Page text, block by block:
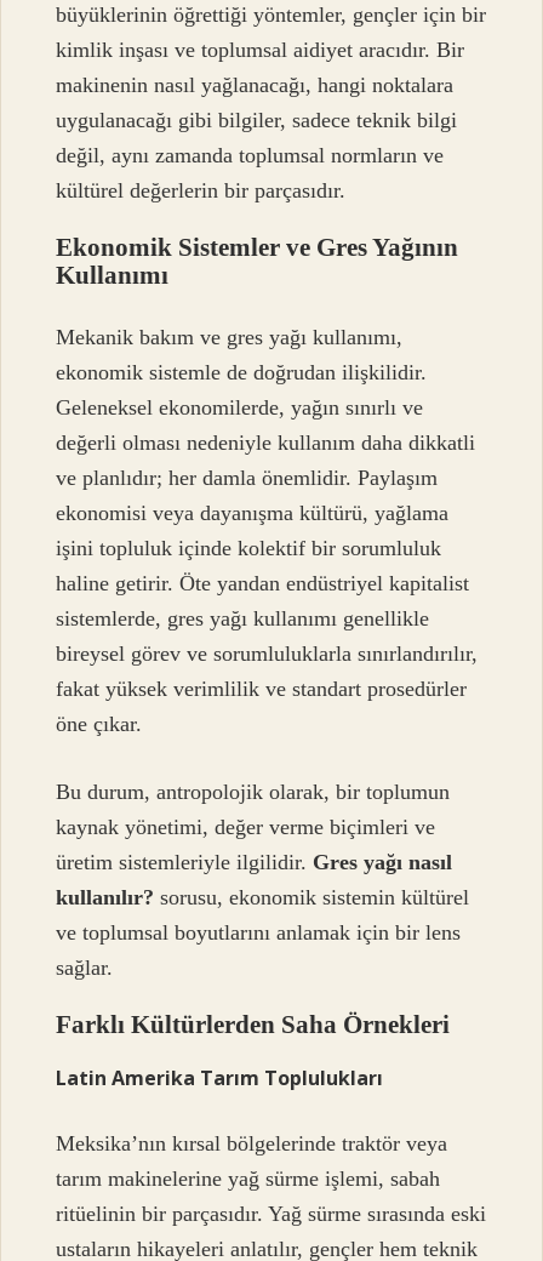
büyüklerinin öğrettiği yöntemler, gençler için bir
kimlik inşası ve toplumsal aidiyet aracıdır. Bir
makinenin nasıl yağlanacağı, hangi noktalara
uygulanacağı gibi bilgiler, sadece teknik bilgi
değil, aynı zamanda toplumsal normların ve
kültürel değerlerin bir parçasıdır.
Ekonomik Sistemler ve Gres Yağının
Kullanımı
Mekanik bakım ve gres yağı kullanımı,
ekonomik sistemle de doğrudan ilişkilidir.
Geleneksel ekonomilerde, yağın sınırlı ve
değerli olması nedeniyle kullanım daha dikkatli
ve planlıdır; her damla önemlidir. Paylaşım
ekonomisi veya dayanışma kültürü, yağlama
işini topluluk içinde kolektif bir sorumluluk
haline getirir. Öte yandan endüstriyel kapitalist
sistemlerde, gres yağı kullanımı genellikle
bireysel görev ve sorumluluklarla sınırlandırılır,
fakat yüksek verimlilik ve standart prosedürler
öne çıkar.
Bu durum, antropolojik olarak, bir toplumun
kaynak yönetimi, değer verme biçimleri ve
üretim sistemleriyle ilgilidir. Gres yağı nasıl
kullanılır? sorusu, ekonomik sistemin kültürel
ve toplumsal boyutlarını anlamak için bir lens
sağlar.
Farklı Kültürlerden Saha Örnekleri
Latin Amerika Tarım Toplulukları
Meksika’nın kırsal bölgelerinde traktör veya
tarım makinelerine yağ sürme işlemi, sabah
ritüelinin bir parçasıdır. Yağ sürme sırasında eski
ustaların hikayeleri anlatılır, gençler hem teknik